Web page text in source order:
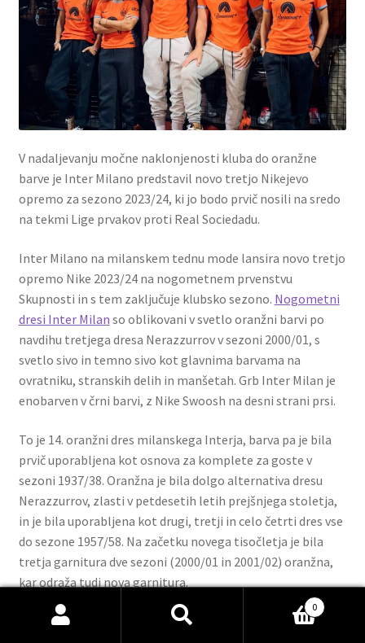
V nadaljevanju močne naklonjenosti kluba do oranžne
barve je Inter Milano predstavil novo tretjo Nikejevo
opremo za sezono 2023/24, ki jo bodo prvič nosili na sredo
na tekmi Lige prvakov proti Real Sociedadu.
Inter Milano na milanskem tednu mode lansira novo tretjo
opremo Nike 2023/24 na nogometnem prvenstvu
Skupnosti in s tem zaključuje klubsko sezono. Nogometni
dresi Inter Milan so oblikovani v svetlo oranžni barvi po
navdihu tretjega dresa Nerazzurrov v sezoni 2000/01, s
svetlo sivo in temno sivo kot glavnima barvama na
ovratniku, stranskih delih in manšetah. Grb Inter Milan je
enobarven v črni barvi, z Nike Swoosh na desni strani prsi.
To je 14. oranžni dres milanskega Interja, barva pa je bila
prvič uporabljena kot osnova za komplete za goste v
sezoni 1937/38. Oranžna je bila dolgo alternativa dresu
Nerazzurrov, zlasti v petdesetih letih prejšnjega stoletja,
in je bila uporabljena kot drugi, tretji in celo četrti dres vse
do sezone 1957/58. Na začetku novega tisočletja je bila
tretja garnitura dve sezoni (2000/01 in 2001/02) oranžna,
kar odraža tudi nova garnitura.
Tako kot domači in gostujoči dresi je Nike uporabil
0